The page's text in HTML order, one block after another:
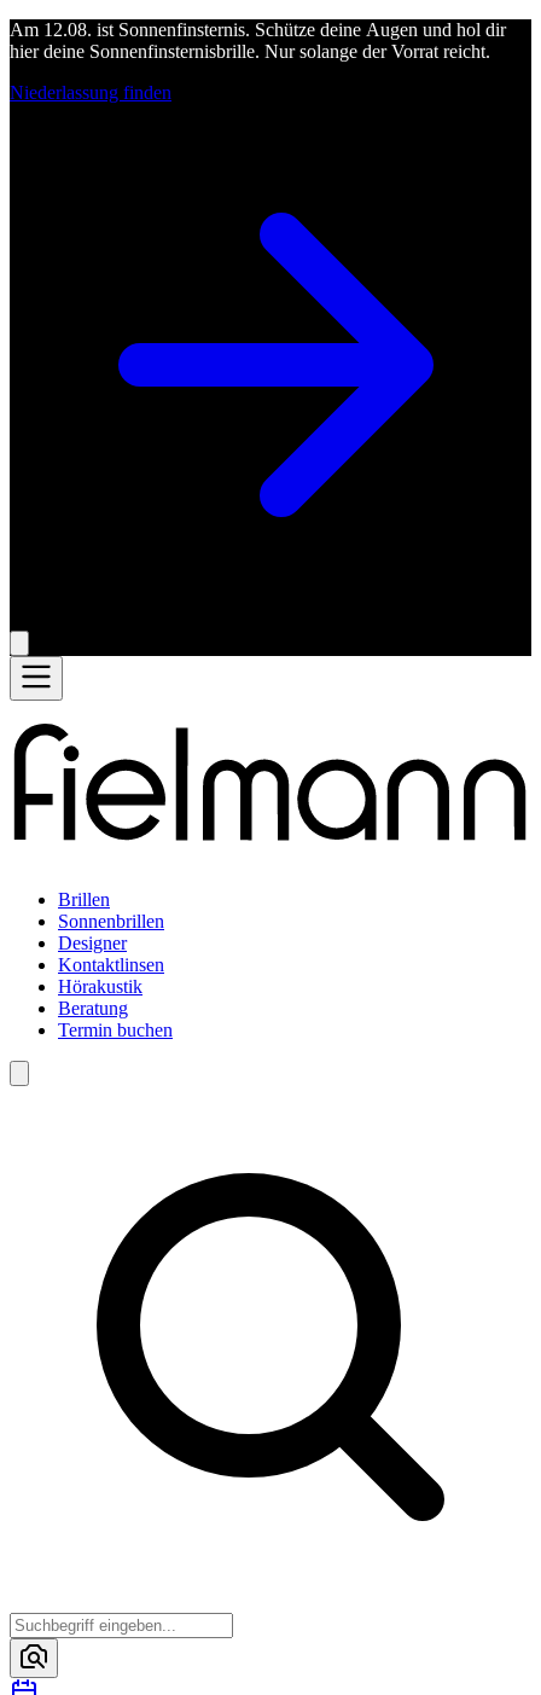
Am 12.08. ist Sonnenfinsternis. Schütze deine Augen und hol dir
hier deine Sonnenfinsternisbrille. Nur solange der Vorrat reicht.
Niederlassung finden
Brillen
Sonnenbrillen
Designer
Kontaktlinsen
Hörakustik
Beratung
Termin buchen